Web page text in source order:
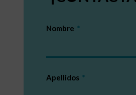
Nombre
Apellidos